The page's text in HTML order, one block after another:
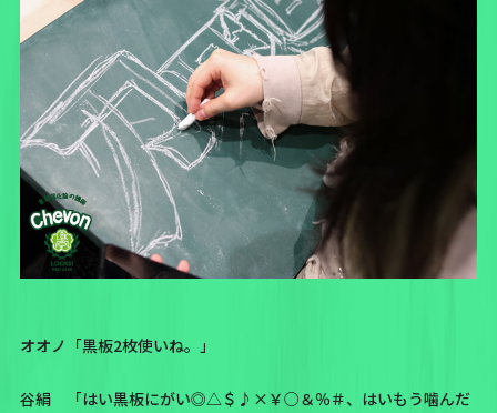
オオノ「黒板2枚使いね。」
谷絹 「はい黒板にがい◎△＄♪×￥○＆％＃、はいもう噛んだ